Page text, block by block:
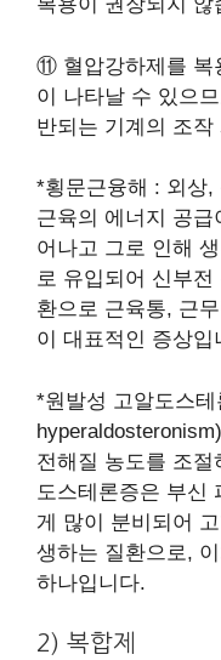
⑪ 혈압강하제를 복
이 나타날 수 있으
반되는 기계의 조
*횡문근융해 : 외상,
근육의 에너지 공
어나고 그로 인해
로 유입되어 신부
환으로 근육통, 근
이 대표적인 증상입
*원발성 고알도스
전해질 농도를 조
도스테론증은 부신
게 많이 분비되어
생하는 질환으로,
하나입니다.
2) 복합제